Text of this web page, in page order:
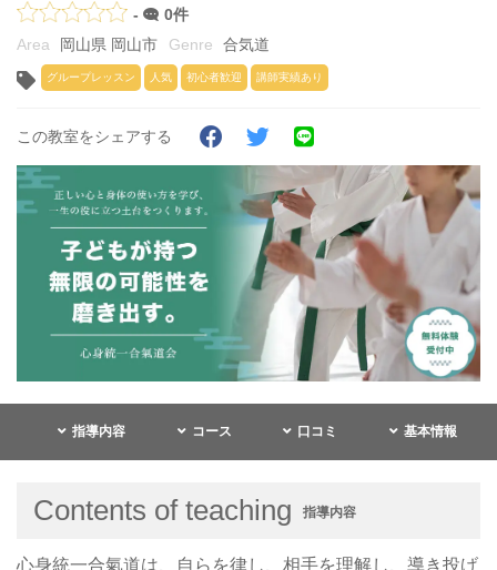
-
0件
岡山県 岡山市
合気道
グループレッスン 人気 初心者歓迎 講師実績あり
この教室をシェアする
指導内容 コース 口コミ 基本情報
Contents of teaching 指導内容
心身統一合氣道は、自らを律し、相手を理解し、導き投げ